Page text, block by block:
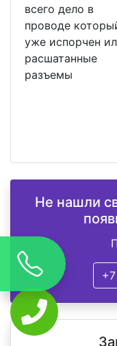
всего дело в
проводе
уже испорчен
расшатанные
разъемы
Не нашли